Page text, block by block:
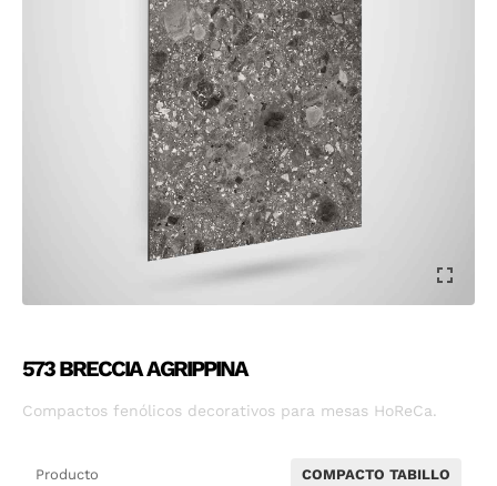
573 BRECCIA AGRIPPINA
Compactos fenólicos decorativos para mesas HoReCa.
Producto COMPACTO TABILLO